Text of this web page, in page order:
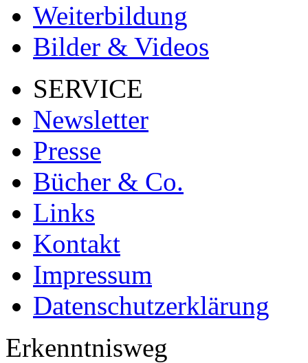
Weiterbildung
Bilder & Videos
SERVICE
Newsletter
Presse
Bücher & Co.
Links
Kontakt
Impressum
Datenschutzerklärung
Erkenntnisweg